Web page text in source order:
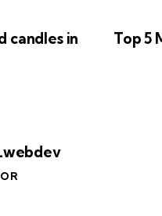
candles in
Top 5